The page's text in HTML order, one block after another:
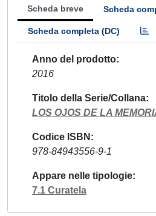
Scheda breve Scheda
Scheda completa (DC)
Anno del prodotto
2016
Titolo della Serie/Collana
LOS OJOS DE LA
Codice ISBN
978-84943556-9-1
Appare nelle tipologie
7.1 Curatela